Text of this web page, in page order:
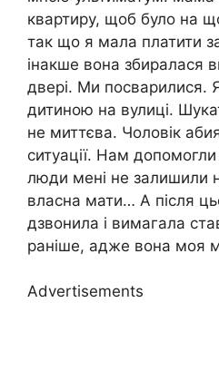
квартиру, щоб було на
так що я мала платити
інакше вона збиралася
двері. Ми посварилися.
дитиною на вулиці.
не миттєва. Чоловік
ситуації. Нам допомогли
люди мені не залишили
власна мати… А після
дзвонила і вимагала
раніше, адже вона моя
Advertisements